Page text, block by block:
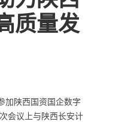
质量发
加陕西国资国企数字
会议上与陕西长安计